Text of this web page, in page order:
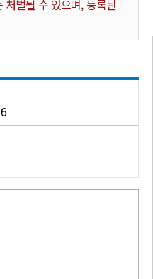
벌될 수 있으며, 등록된